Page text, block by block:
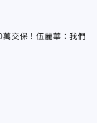
交保！伍麗華：我們